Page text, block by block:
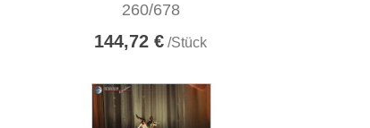
260/678
144,72 € /Stück